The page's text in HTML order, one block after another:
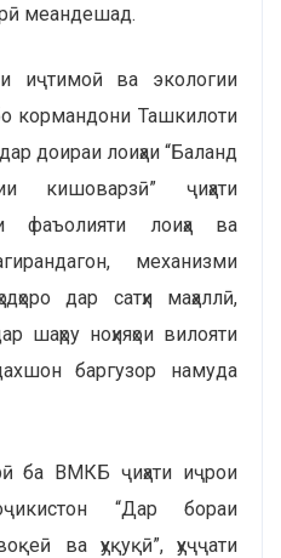
меандешад.
иҷтимоӣ ва экологии
кормандони Ташкилоти
доираи лоиҳаи “Баланд
кишоварзӣ” ҷиҳати
фаъолияти лоиҳа ва
механизми
дар сатҳи маҳаллӣ,
шаҳру ноҳияҳои вилояти
баргузор намуда
ба ВМКБ ҷиҳати иҷрои
“Дар бораи
ва ҳуқуқӣ”, ҳуҷҷати